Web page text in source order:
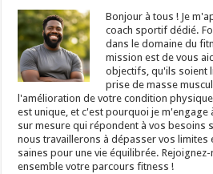
Bonjour à tous ! Je
coach sportif dédié.
dans le domaine du
mission est de vous
objectifs, qu'ils soient
prise de masse
l'amélioration de votre condition
est unique, et c'est pourquoi je
sur mesure qui répondent à vos besoins
nous travaillerons à dépasser vos limites
saines pour une vie équilibrée.
ensemble votre parcours fitness !